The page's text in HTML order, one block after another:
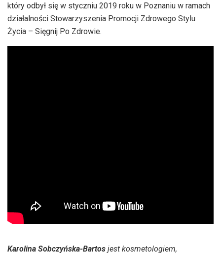
który odbył się w styczniu 2019 roku w Poznaniu w ramach
działalności Stowarzyszenia Promocji Zdrowego Stylu
Życia – Sięgnij Po Zdrowie.
Karolina Sobczyńska-Bartos jest kosmetologiem,